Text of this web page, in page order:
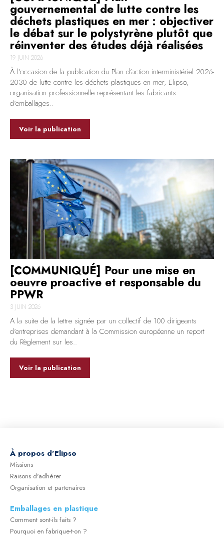
gouvernemental de lutte contre les
déchets plastiques en mer : objectiver
le débat sur le polystyrène plutôt que
réinventer des études déjà réalisées
19 JUIN 2026
À l’occasion de la publication du Plan d’action interministériel 2026-
2030 de lutte contre les déchets plastiques en mer, Elipso,
organisation professionnelle représentant les fabricants
d’emballages..
Voir la publication
[COMMUNIQUÉ] Pour une mise en
oeuvre proactive et responsable du
PPWR
3 JUIN 2026
A la suite de la lettre signée par un collectif de 100 dirigeants
d’entreprises demandant à la Commission européenne un report
du Règlement sur les..
Voir la publication
À propos d'Elipso
Missions
Raisons d'adhérer
Organisation et partenaires
Emballages en plastique
Comment sont-ils faits ?
Pourquoi en fabrique-t-on ?